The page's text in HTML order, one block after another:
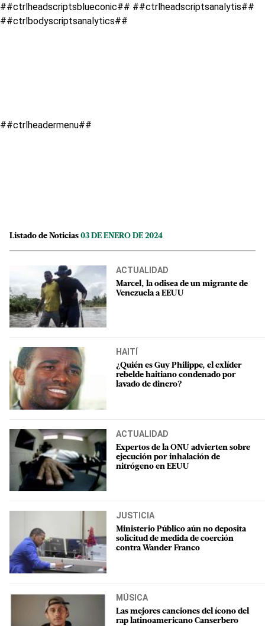
##ctrlheadscriptsblueconic## ##ctrlheadscriptsanalytis##
##ctrlbodyscriptsanalytics##
##ctrlheadermenu##
Listado de Noticias 03 DE ENERO DE 2024
ACTUALIDAD
Marcel, la odisea de un migrante de
Venezuela a EEUU
HAITÍ
¿Quién es Guy Philippe, el exlíder
rebelde haitiano condenado por
lavado de dinero?
ACTUALIDAD
Expertos de la ONU advierten sobre
ejecución por inhalación de
nitrógeno en EEUU
JUSTICIA
Ministerio Público aún no deposita
solicitud de medida de coerción
contra Wander Franco
MÚSICA
Las mejores canciones del ícono del
rap latinoamericano Canserbero